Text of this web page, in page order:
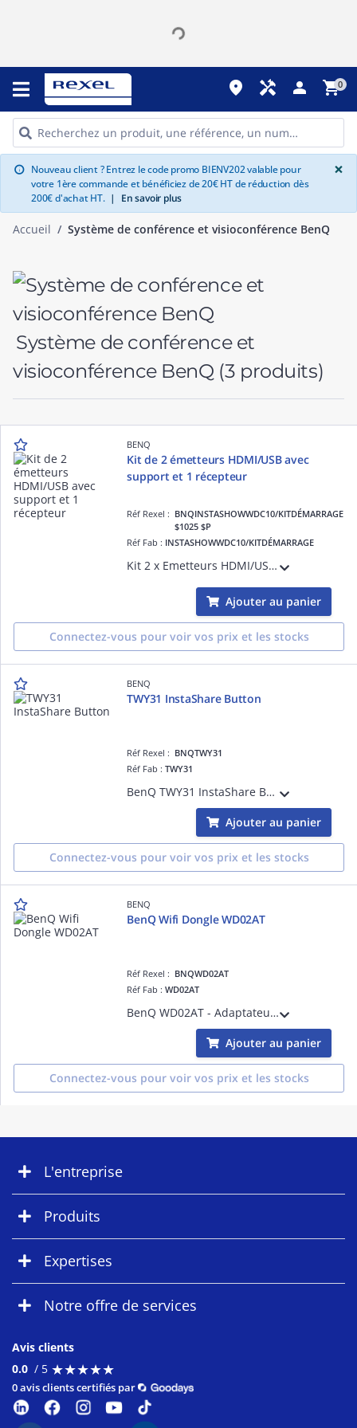
place handyman person shopping_cart0
info Nouveau client ? Entrez le code promo BIENV202 valable pour
votre 1ère commande et bénéficiez de 20€ HT de réduction dès
200€ d'achat HT. | En savoir plus
×
Accueil Système de conférence et visioconférence BenQ
Système de conférence et
visioconférence BenQ (3 produits)
BENQ
Kit de 2 émetteurs HDMI/USB avec
support et 1 récepteur
Réf Rexel : BNQINSTASHOWWDC10/KITDÉMARRAGE
$1025 $P
Réf Fab : INSTASHOWWDC10/KITDÉMARRAGE
Kit 2 x Emetteurs HDMI/USB avec support + 1 Récepteur
Ajouter au panier
Connectez-vous pour voir vos prix et les stocks
BENQ
TWY31 InstaShare Button
Réf Rexel : BNQTWY31
Réf Fab :TWY31
BenQ TWY31 InstaShare Button - Extension audio/vidéo sans fil - Wi-Fi 5, 802.11b/g/n, 802.11a - jusqu'à 15 m
Ajouter au panier
Connectez-vous pour voir vos prix et les stocks
BENQ
BenQ Wifi Dongle WD02AT
Réf Rexel : BNQWD02AT
Réf Fab :WD02AT
BenQ WD02AT - Adaptateur réseau - USB 2.0 - Wi-Fi 5, Wi-Fi 6, Bluetooth 5.2 - noir
Ajouter au panier
Connectez-vous pour voir vos prix et les stocks
L'entreprise
Produits
Expertises
Notre offre de services
Avis clients
0.0 / 5 ★★★★★
★★★★★
0 avis clients certifiés par